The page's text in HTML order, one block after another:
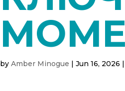
byAmber Minogue |Jun 16, 2026 |